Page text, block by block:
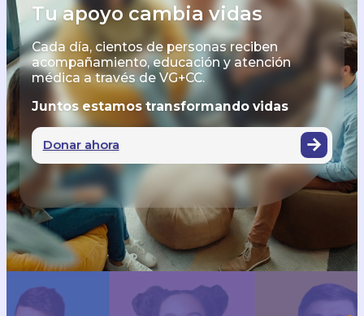
Tu apoyo cambia vidas
Cada día, cientos de personas reciben
acompañamiento, educación y atención
médica a través de VG+CC.
Juntos estamos transformando vidas
Donar ahora